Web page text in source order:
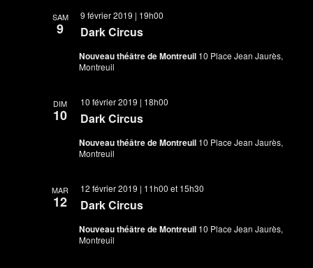
SAM
9 Dark Circus
9 février 2019 | 19h00
Nouveau théâtre de Montreuil 10 Place Jean Jaurès,
Montreuil
DIM
10 Dark Circus
10 février 2019 | 18h00
Nouveau théâtre de Montreuil 10 Place Jean Jaurès,
Montreuil
MAR
12 Dark Circus
12 février 2019 | 11h00 et 15h30
Nouveau théâtre de Montreuil 10 Place Jean Jaurès,
Montreuil